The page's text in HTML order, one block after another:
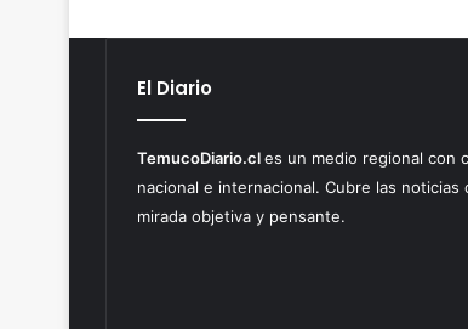
El Diario
TemucoDiario.cles un medio regional con
nacional e internacional. Cubre las noticias
mirada objetiva y pensante.